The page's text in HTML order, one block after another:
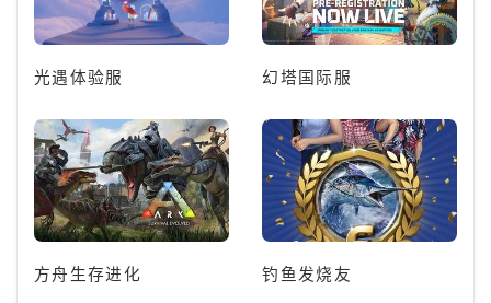
光遇体验服 幻塔国际服
方舟生存进化 钓鱼发烧友